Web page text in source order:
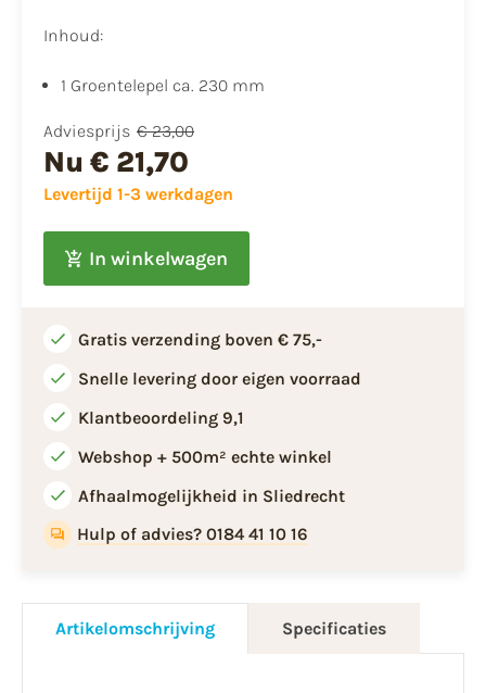
Inhoud:
1 Groentelepel ca. 230 mm
Adviesprijs € 23,00
Nu € 21,70
Levertijd 1-3 werkdagen
In winkelwagen
Gratis verzending boven € 75,-
Snelle levering door eigen voorraad
Klantbeoordeling 9,1
Webshop + 500m² echte winkel
Afhaalmogelijkheid in Sliedrecht
Hulp of advies? 0184 41 10 16
Artikelomschrijving Specificaties